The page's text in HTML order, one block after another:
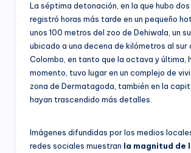
La séptima detonación, en la que hubo
registró horas más tarde en un pequeño
unos 100 metros del zoo de Dehiwala, un
ubicado a una decena de kilómetros al sur
Colombo, en tanto que la octava y última,
momento, tuvo lugar en un complejo de
zona de Dermatagoda, también en la
hayan trascendido más detalles.
Imágenes difundidas por los medios
redes sociales muestran la magnitud de